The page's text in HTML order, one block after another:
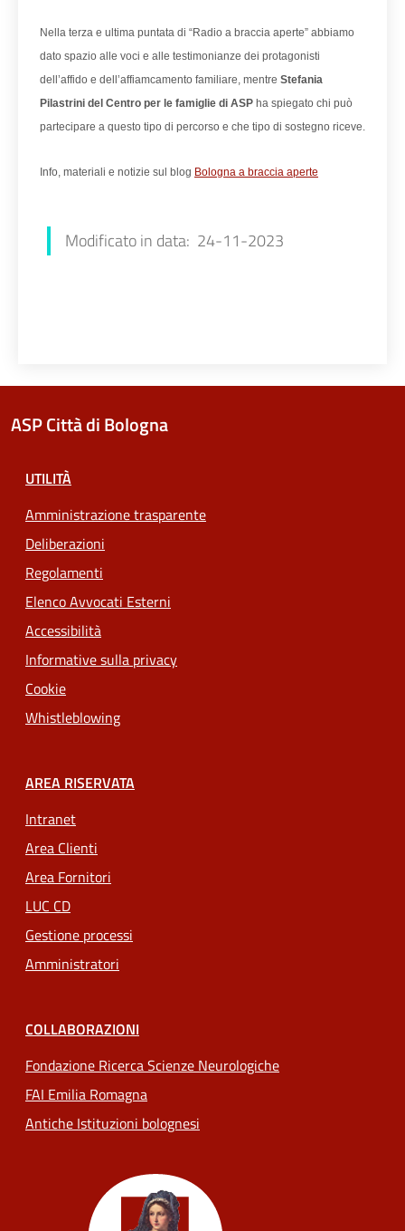
Nella terza e ultima puntata di “Radio a braccia aperte” abbiamo
dato spazio alle voci e alle testimonianze dei protagonisti
dell’affido e dell’affiamcamento familiare, mentre Stefania
Pilastrini del Centro per le famiglie di ASP ha spiegato chi può
partecipare a questo tipo di percorso e che tipo di sostegno riceve.
Info, materiali e notizie sul blog Bologna a braccia aperte
Modificato in data: 24-11-2023
ASP Città di Bologna
UTILITÀ
Amministrazione trasparente
Deliberazioni
Regolamenti
Elenco Avvocati Esterni
Accessibilità
Informative sulla privacy
Cookie
Whistleblowing
AREA RISERVATA
Intranet
Area Clienti
Area Fornitori
LUC CD
Gestione processi
Amministratori
COLLABORAZIONI
Fondazione Ricerca Scienze Neurologiche
FAI Emilia Romagna
Antiche Istituzioni bolognesi